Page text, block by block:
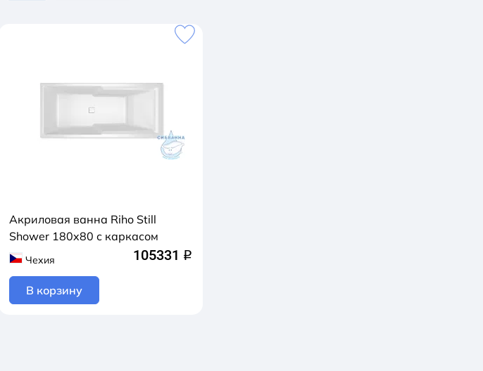
Акриловая ванна Riho Still
Shower 180x80 с каркасом
Чехия 105331 q
В корзину